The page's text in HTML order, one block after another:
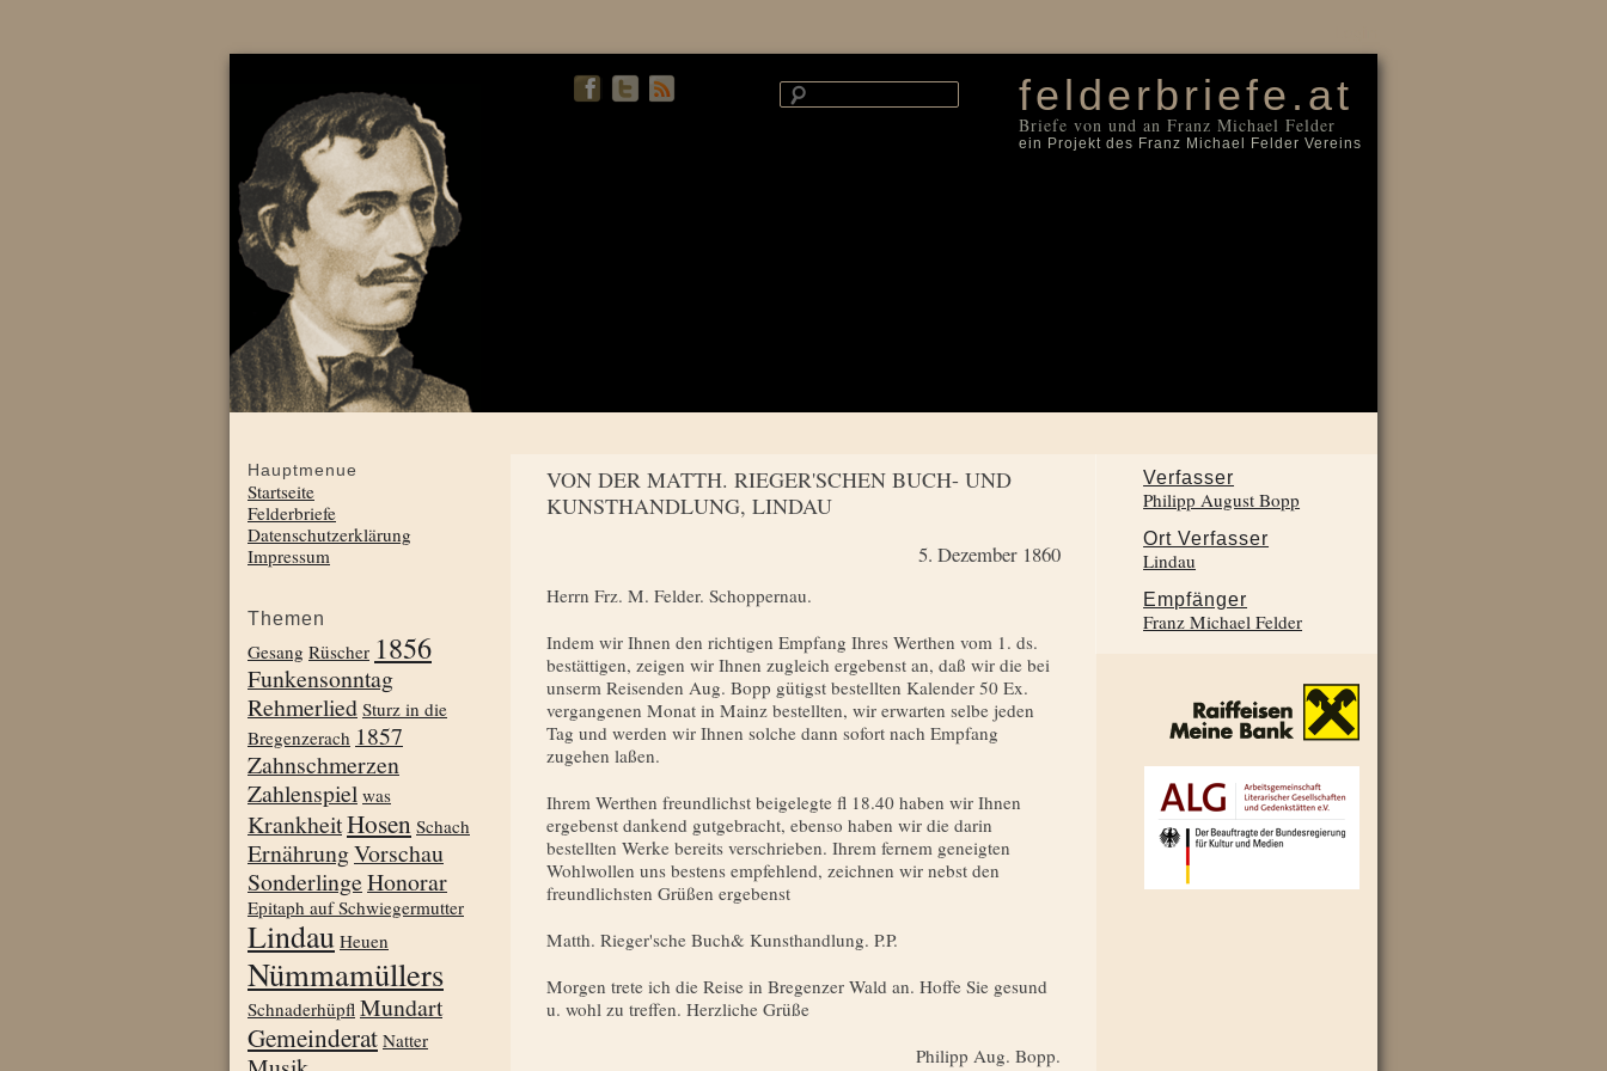
felderbriefe.at
Briefe von und an Franz Michael Felder
ein Projekt des Franz Michael Felder Vereins
VON DER MATTH. RIEGER'SCHEN BUCH- UND
KUNSTHANDLUNG, LINDAU
5. Dezember 1860
Herrn Frz. M. Felder. Schoppernau.
Indem wir Ihnen den richtigen Empfang Ihres Werthen vom 1. ds.
bestättigen, zeigen wir Ihnen zugleich ergebenst an, daß wir die bei
unserm Reisenden Aug. Bopp gütigst bestellten Kalender 50 Ex.
vergangenen Monat in Mainz bestellten, wir erwarten selbe jeden
Tag und werden wir Ihnen solche dann sofort nach Empfang
zugehen laßen.
Ihrem Werthen freundlichst beigelegte fl 18.40 haben wir Ihnen
ergebenst dankend gutgebracht, ebenso haben wir die darin
bestellten Werke bereits verschrieben. Ihrem fernem geneigten
Wohlwollen uns bestens empfeh­lend, zeichnen wir nebst den
freundlichsten Grüßen ergebenst
Matth. Rieger'sche Buch­& Kunsthandlung. P.P.
Morgen trete ich die Reise in Bregenzer Wald an. Hoffe Sie gesund
u. wohl zu treffen. Herzliche Grüße
Philipp Aug. Bopp.
Hauptmenue
Startseite
Felderbriefe
Datenschutzerklärung
Impressum
Themen
Gesang Rüscher 1856
Funkensonntag
Rehmerlied Sturz in die
Bregenzerach 1857
Zahnschmerzen
Zahlenspiel was
KrankheitHosen Schach
ErnährungVorschau
SonderlingeHonorar
Epitaph auf Schwiegermutter
Lindau Heuen
Nümmamüllers
Schnaderhüpfl Mundart
Gemeinderat Natter
Verfasser
Philipp August Bopp
Ort Verfasser
Lindau
Empfänger
Franz Michael Felder